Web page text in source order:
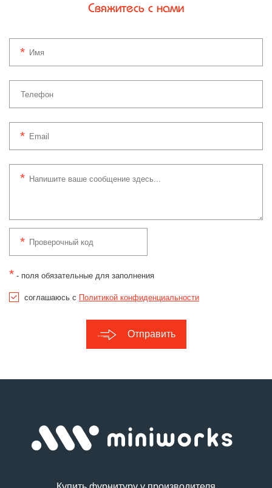
Свяжитесь с нами
* - поля обязательные для заполнения
соглашаюсь с Политикой конфиденциальности
Отправить